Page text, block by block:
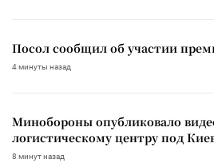
Посол сообщил об участии
4 минуты назад
Минобороны опубликовало
логистическому центру под
8 минут назад